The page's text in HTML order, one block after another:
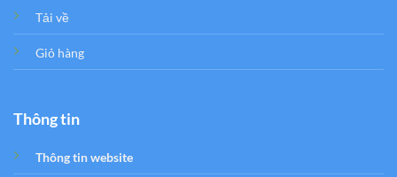
Tải về
Giỏ hàng
Thông tin
Thông tin website